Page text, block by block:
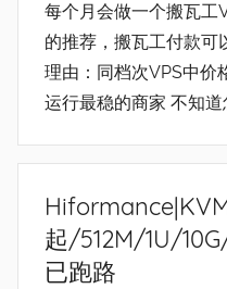
每个月会做一个搬瓦工
的推荐，搬瓦工付款
理由：同档次VPS中价
运行最稳的商家 不知
起/512M/1U/
已跑路